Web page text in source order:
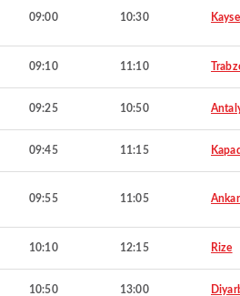
09:00 10:30
09:10 11:10
09:25 10:50
09:45 11:15
09:55 11:05
10:10 12:15 Rize
10:50 13:00